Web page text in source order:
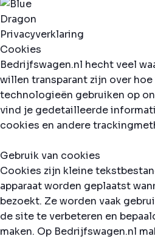
Privacyverklaring
Cookies
Bedrijfswagen.nl hecht veel
willen transparant zijn over
technologieën gebruiken op
vind je gedetailleerde
cookies en andere
Gebruik van cookies
Cookies zijn kleine
apparaat worden geplaatst
bezoekt. Ze worden vaak
de site te verbeteren en
maken. Op Bedrijfswagen.nl